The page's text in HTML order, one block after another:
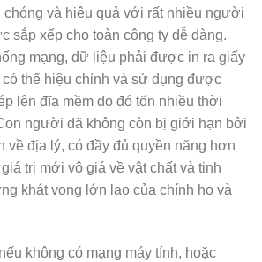
chóng và hiệu quả với rất nhiều người
sắp xếp cho toàn công ty dễ dàng.
mạng, dữ liệu phải được in ra giấy
thể hiệu chỉnh và sử dụng được
lên đĩa mềm do đó tốn nhiều thời
người đã không còn bị giới hạn bởi
về địa lý, có đầy đủ quyền năng hơn
trị mới vô giá về vật chất và tinh
khát vọng lớn lao của chính họ và
không có mạng máy tính, hoặc